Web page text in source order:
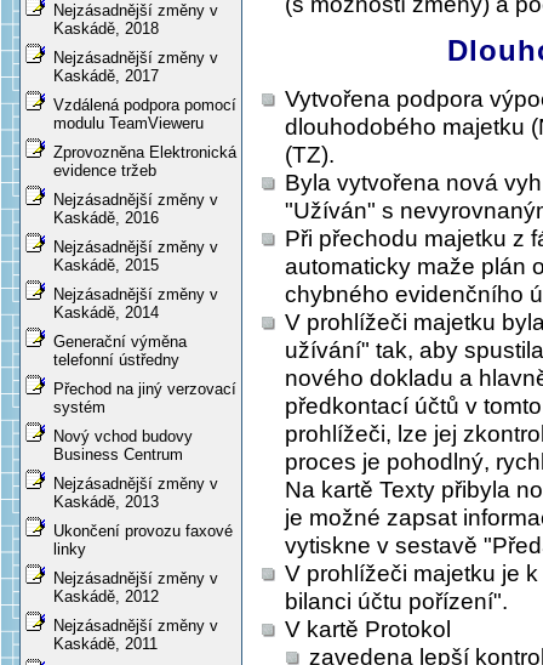
Nejzásadnější změny v
Kaskádě, 2018
Nejzásadnější změny v
Kaskádě, 2017
Vzdálená podpora pomocí
modulu TeamVieweru
Zprovozněna Elektronická
evidence tržeb
Nejzásadnější změny v
Kaskádě, 2016
Nejzásadnější změny v
Kaskádě, 2015
Nejzásadnější změny v
Kaskádě, 2014
Generační výměna
telefonní ústředny
Přechod na jiný verzovací
systém
Nový vchod budovy
Business Centrum
Nejzásadnější změny v
Kaskádě, 2013
Ukončení provozu faxové
linky
Nejzásadnější změny v
Kaskádě, 2012
Nejzásadnější změny v
Kaskádě, 2011
Vytvořena podpora
dlouhodobého majetku
(TZ).
Byla vytvořena nová
"Užíván" s
Při přechodu majetku z
automaticky maže plán
chybného evidenčního
V prohlížeči majetku
užívání" tak, aby
nového dokladu a
předkontací účtů v
prohlížeči, lze jej
proces je pohodlný,
Na kartě Texty přibyla
je možné zapsat
vytiskne v sestavě
V prohlížeči majetku je
bilanci účtu pořízení".
V kartě Protokol
zavedena lepší